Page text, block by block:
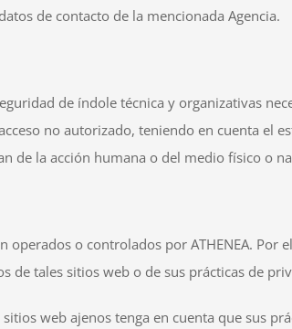
de contacto de la mencionada Agencia.
de índole técnica y organizativas
no autorizado, teniendo en cuenta el
de la acción humana o del medio físico o
o controlados por ATHENEA. Por
tales sitios web o de sus prácticas de
web ajenos tenga en cuenta que sus